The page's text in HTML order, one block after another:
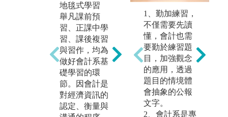
地毯式學習
舉凡課前預
習、正課中學
習、課後複習
與習作，均為
做好會計系基
礎學習的環
節。因會計是
對經濟資訊的
認定、衡量與
小組合作學習
「小組合作學
習」是一種有
系統、有結構
的教學方法，
1、勤加練習，
不僅需要先讀
懂，會計也需
要勤於練習題
目，加強觀念
的應用，透過
題目的情境體
會抽象的公報
文字。
2、會計系是專